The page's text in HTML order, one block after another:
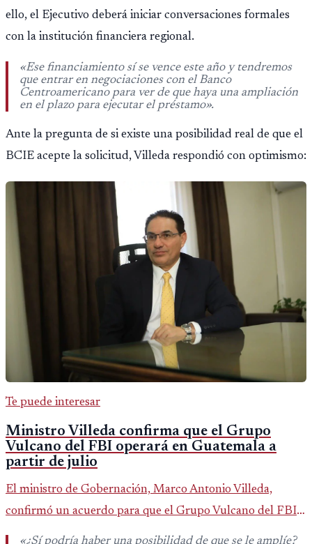
ello, el Ejecutivo deberá iniciar conversaciones formales
con la institución financiera regional.
«Ese financiamiento sí se vence este año y tendremos
que entrar en negociaciones con el Banco
Centroamericano para ver de que haya una ampliación
en el plazo para ejecutar el préstamo».
Ante la pregunta de si existe una posibilidad real de que el
BCIE acepte la solicitud, Villeda respondió con optimismo:
Te puede interesar
Ministro Villeda confirma que el Grupo
Vulcano del FBI operará en Guatemala a
partir de julio
El ministro de Gobernación, Marco Antonio Villeda,
confirmó un acuerdo para que el Grupo Vulcano del FBI
opere en Guatemala a partir de julio, tras un intento
«¿Sí podría haber una posibilidad de que se le amplíe?